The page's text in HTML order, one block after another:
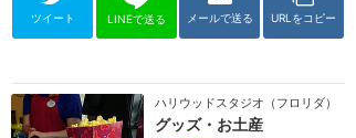
ツイート LINEで送る メールで送る URLをコピー
ハリウッドスタジオ（フロリダ）
グッズ・お土産